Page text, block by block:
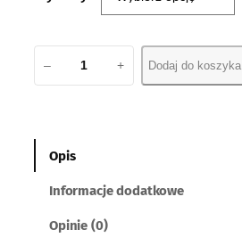
i
– + Dodaj do koszyka
Opis
Informacje dodatkowe
Opinie (0)